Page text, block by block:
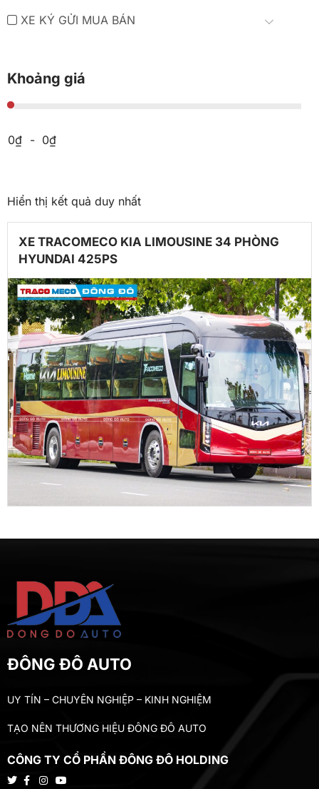
XE KÝ GỬI MUA BÁN
Khoảng giá
Price:
0₫ - 0₫
Hiển thị kết quả duy nhất
XE TRACOMECO KIA LIMOUSINE 34 PHÒNG
HYUNDAI 425PS
ĐÔNG ĐÔ AUTO
UY TÍN – CHUYÊN NGHIỆP – KINH NGHIỆM
TẠO NÊN THƯƠNG HIỆU ĐÔNG ĐÔ AUTO
CÔNG TY CỔ PHẦN ĐÔNG ĐÔ HOLDING